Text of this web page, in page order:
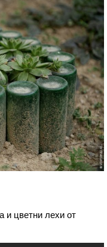
и цветни лехи от